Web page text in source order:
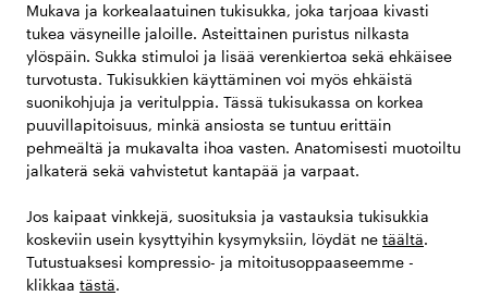
Mukava ja korkealaatuinen tukisukka, joka tarjoaa kivasti
tukea väsyneille jaloille. Asteittainen puristus nilkasta
ylöspäin. Sukka stimuloi ja lisää verenkiertoa sekä ehkäisee
turvotusta. Tukisukkien käyttäminen voi myös ehkäistä
suonikohjuja ja veritulppia. Tässä tukisukassa on korkea
puuvillapitoisuus, minkä ansiosta se tuntuu erittäin
pehmeältä ja mukavalta ihoa vasten. Anatomisesti muotoiltu
jalkaterä sekä vahvistetut kantapää ja varpaat.
Jos kaipaat vinkkejä, suosituksia ja vastauksia tukisukkia
koskeviin usein kysyttyihin kysymyksiin, löydät ne täältä.
Tutustuaksesi kompressio- ja mitoitusoppaaseemme -
klikkaa tästä.